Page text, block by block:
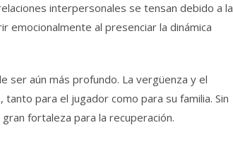
interpersonales se tensan debido a la
emocionalmente al presenciar la dinámica
ser aún más profundo. La vergüenza y el
para el jugador como para su familia. Sin
fortaleza para la recuperación.